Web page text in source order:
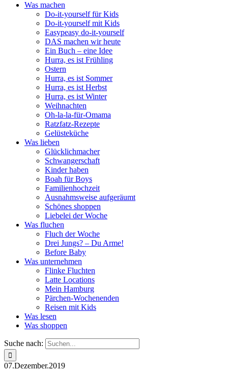
Was machen
Do-it-yourself für Kids
Do-it-yourself mit Kids
Easypeasy do-it-yourself
DAS machen wir heute
Ein Buch – eine Idee
Hurra, es ist Frühling
Ostern
Hurra, es ist Sommer
Hurra, es ist Herbst
Hurra, es ist Winter
Weihnachten
Oh-la-la-für-Omama
Ratzfatz-Rezepte
Gelüsteküche
Was lieben
Glücklichmacher
Schwangerschaft
Kinder haben
Boah für Boys
Familienhochzeit
Ausnahmsweise aufgeräumt
Schönes shoppen
Liebelei der Woche
Was fluchen
Fluch der Woche
Drei Jungs? – Du Arme!
Before Baby
Was unternehmen
Flinke Fluchten
Latte Locations
Mein Hamburg
Pärchen-Wochenenden
Reisen mit Kids
Was lesen
Was shoppen
Suche nach:
07.Dezember.2019